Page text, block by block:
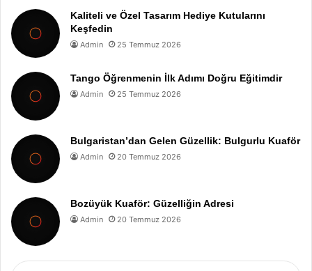
Kaliteli ve Özel Tasarım Hediye Kutularını
Keşfedin
Admin 25 Temmuz 2026
Tango Öğrenmenin İlk Adımı Doğru Eğitimdir
Admin 25 Temmuz 2026
Bulgaristan’dan Gelen Güzellik: Bulgurlu Kuaför
Admin 20 Temmuz 2026
Bozüyük Kuaför: Güzelliğin Adresi
Admin 20 Temmuz 2026